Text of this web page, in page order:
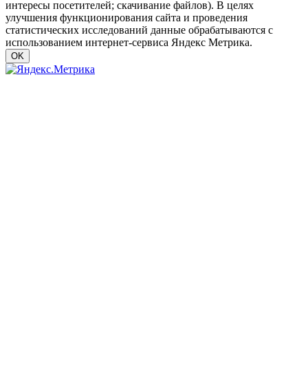
интересы посетителей; скачивание файлов). В целях
улучшения функционирования сайта и проведения
статистических исследований данные обрабатываются с
использованием интернет-сервиса Яндекс Метрика.
OK